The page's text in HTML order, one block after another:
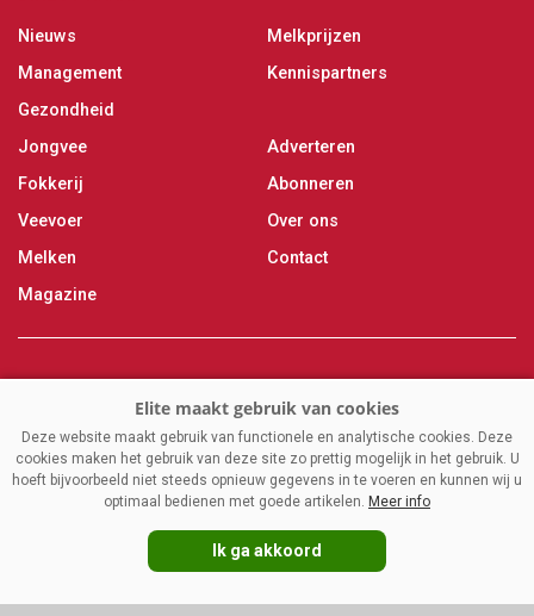
Nieuws
Management
Gezondheid
Jongvee
Fokkerij
Veevoer
Melken
Magazine
Melkprijzen
Kennispartners
Adverteren
Abonneren
Over ons
Contact
Deze website maakt gebruik van functionele en analytische cookies. Deze
cookies maken het gebruik van deze site zo prettig mogelijk in het gebruik. U
hoeft bijvoorbeeld niet steeds opnieuw gegevens in te voeren en kunnen wij u
optimaal bedienen met goede artikelen. Meer info
Ik ga akkoord